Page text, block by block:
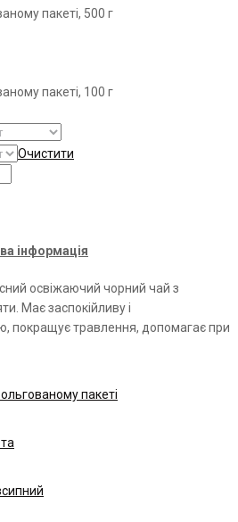
пакеті, 500 г
пакеті, 100 г
Очистити
інформація
освіжаючий чорний чай з
Має заспокійливу і
покращує травлення, допомагає при
пакеті